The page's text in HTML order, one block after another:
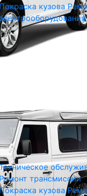
кузова
трансмиссии
кузова